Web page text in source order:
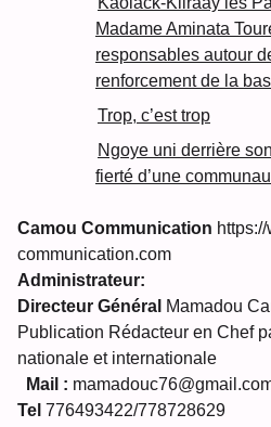
Madame Aminata
responsables autour
renforcement de la
Trop, c’est trop
Ngoye uni derrière
fierté d’une
Camou Communication
communication.com
Administrateur:
Directeur Général Mamadou
Publication Rédacteur en Chef
nationale et internationale
Mail :
Tel 776493422/778728629